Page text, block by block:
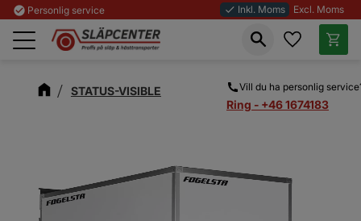
Meny
check_circle Personlig service done Inkl. Moms Excl. Moms
Vill du ha personlig
Ring - +46 1674183
Favoriter
STATUS-VISIBLE